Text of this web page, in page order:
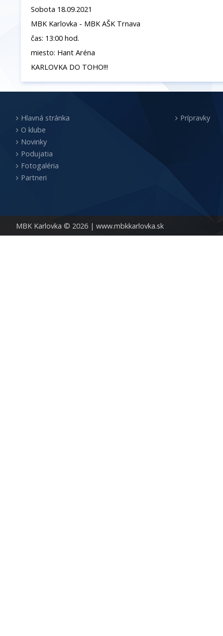
Sobota 18.09.2021
MBK Karlovka - MBK AŠK Trnava
čas: 13:00 hod.
miesto: Hant Aréna
KARLOVKA DO TOHO!!!
MBK Karlovka © 2026 | www.mbkkarlovka.sk
Hlavná stránka
O klube
Novinky
Podujatia
Fotogaléria
Partneri
Prípravky